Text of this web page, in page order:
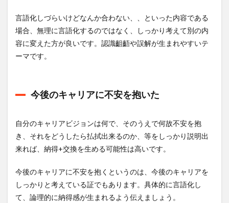
言語化しづらいけどなんか合わない、、といった内容である
場合、無理に言語化するのではなく、しっかり考えて別の内
容に変えた方が良いです。認識齟齬や誤解が生まれやすいテ
ーマです。
今後のキャリアに不安を抱いた
自分のキャリアビジョンは何で、そのうえで何故不安を抱
き、それをどうしたら払拭出来るのか、等をしっかり説明出
来れば、納得+交換を生める可能性は高いです。
今後のキャリアに不安を抱くというのは、今後のキャリアを
しっかりと考えている証でもあります。具体的に言語化し
て、論理的に納得感が生まれるよう伝えましょう。